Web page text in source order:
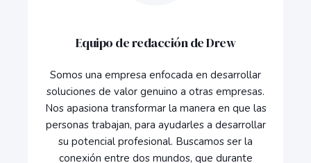
Equipo de redacción de Drew
Somos una empresa enfocada en desarrollar
soluciones de valor genuino a otras empresas.
Nos apasiona transformar la manera en que las
personas trabajan, para ayudarles a desarrollar
su potencial profesional. Buscamos ser la
conexión entre dos mundos, que durante